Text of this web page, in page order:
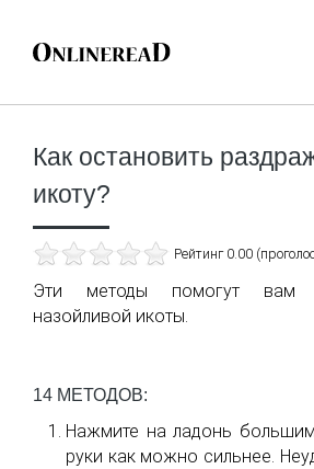
Как остановить
икоту?
Рейтинг 0.00
Эти методы помогут вам
назойливой икоты.
14 МЕТОДОВ:
Нажмите на ладонь
руки как можно сильнее.